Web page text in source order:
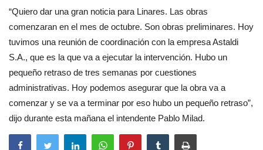
“Quiero dar una gran noticia para Linares. Las obras
comenzaran en el mes de octubre. Son obras preliminares. Hoy
tuvimos una reunión de coordinación con la empresa Astaldi
S.A., que es la que va a ejecutar la intervención. Hubo un
pequeño retraso de tres semanas por cuestiones
administrativas. Hoy podemos asegurar que la obra va a
comenzar y se va a terminar por eso hubo un pequeño retraso”,
dijo durante esta mañana el intendente Pablo Milad.